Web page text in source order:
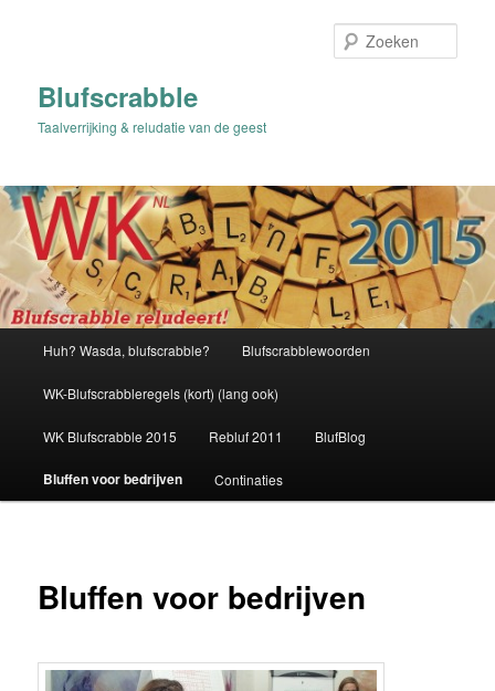
inhoudBlufscrabble
Taalverrijking & reludatie van de geest
Huh? Wasda, blufscrabble? Blufscrabblewoorden
WK-Blufscrabbleregels (kort) (lang ook)
WK Blufscrabble 2015 Rebluf 2011 BlufBlog
Bluffen voor bedrijven Continaties
Bluffen voor bedrijven